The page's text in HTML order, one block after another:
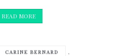
READ MORE
CARINE BERNARD ,